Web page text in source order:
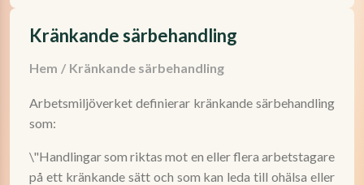
Kränkande särbehandling
Hem / Kränkande särbehandling
Arbetsmiljöverket definierar kränkande särbehandling
som:
\"Handlingar som riktas mot en eller flera arbetstagare
på ett kränkande sätt och som kan leda till ohälsa eller